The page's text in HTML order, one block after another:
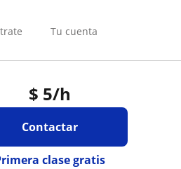
Tu cuenta
$ 5/h
Contactar
clase gratis